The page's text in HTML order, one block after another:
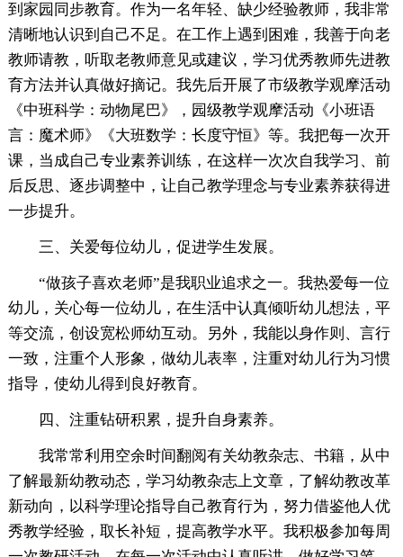
到家园同步教育。作为一名年轻、缺少经验教师，我非常
清晰地认识到自己不足。在工作上遇到困难，我善于向老
教师请教，听取老教师意见或建议，学习优秀教师先进教
育方法并认真做好摘记。我先后开展了市级教学观摩活动
《中班科学：动物尾巴》，园级教学观摩活动《小班语
言：魔术师》《大班数学：长度守恒》等。我把每一次开
课，当成自己专业素养训练，在这样一次次自我学习、前
后反思、逐步调整中，让自己教学理念与专业素养获得进
一步提升。
三、关爱每位幼儿，促进学生发展。
“做孩子喜欢老师”是我职业追求之一。我热爱每一位
幼儿，关心每一位幼儿，在生活中认真倾听幼儿想法，平
等交流，创设宽松师幼互动。另外，我能以身作则、言行
一致，注重个人形象，做幼儿表率，注重对幼儿行为习惯
指导，使幼儿得到良好教育。
四、注重钻研积累，提升自身素养。
我常常利用空余时间翻阅有关幼教杂志、书籍，从中
了解最新幼教动态，学习幼教杂志上文章，了解幼教改革
新动向，以科学理论指导自己教育行为，努力借鉴他人优
秀教学经验，取长补短，提高教学水平。我积极参加每周